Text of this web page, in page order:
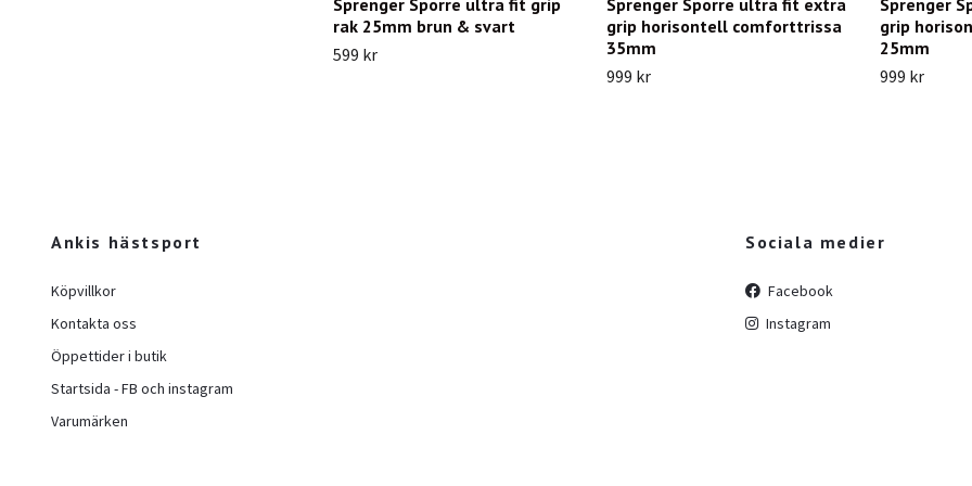
rak 25mm brun & svart
599 kr
grip horisontell comforttrissa
35mm
999 kr
grip
25mm
999 kr
Ankis hästsport
Köpvillkor
Kontakta oss
Öppettider i butik
Startsida - FB och instagram
Varumärken
Sociala medier
Facebook
Instagram